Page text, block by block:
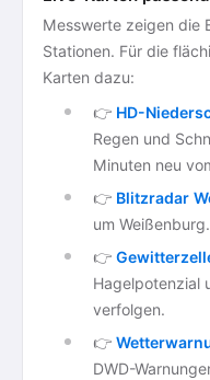
Messwerte zeigen die
Stationen. Für die
Karten dazu:
👉 HD-
Regen und
Minuten neu
👉 Blitzradar
um Weißenburg.
👉
Hagelpotenzial
verfolgen.
👉
DWD-